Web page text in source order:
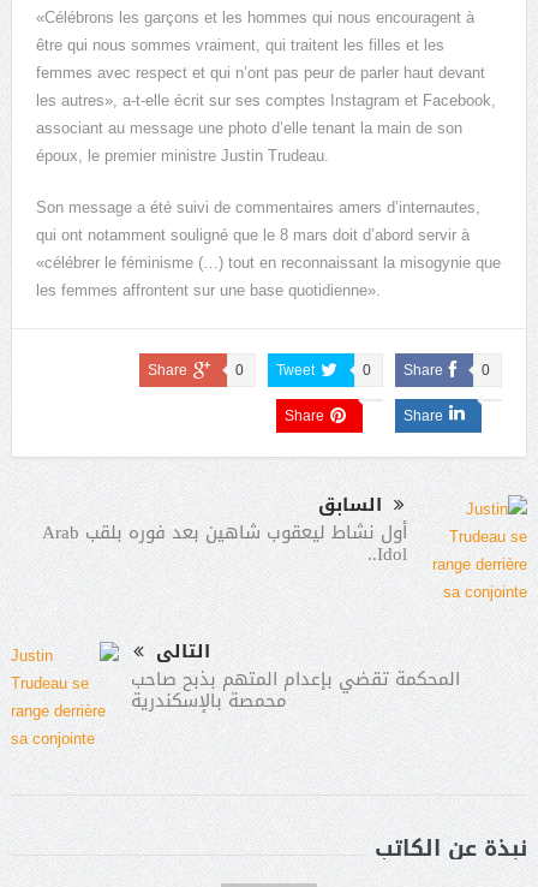
«Célébrons les garçons et les hommes qui nous encouragent à
être qui nous sommes vraiment, qui traitent les filles et les
femmes avec respect et qui n’ont pas peur de parler haut devant
les autres», a-t-elle écrit sur ses comptes Instagram et Facebook,
associant au message une photo d’elle tenant la main de son
époux, le premier ministre Justin Trudeau.
Son message a été suivi de commentaires amers d’internautes,
qui ont notamment souligné que le 8 mars doit d’abord servir à
«célébrer le féminisme (…) tout en reconnaissant la misogynie que
les femmes affrontent sur une base quotidienne».
Share 0
Tweet 0
Share 0
Share
Share
السابق
أول نشاط ليعقوب شاهين بعد فوره بلقب Arab
Idol..
التالى
المحكمة تقضي بإعدام المتهم بذبح صاحب
محمصة بالإسكندرية
نبذة عن الكاتب